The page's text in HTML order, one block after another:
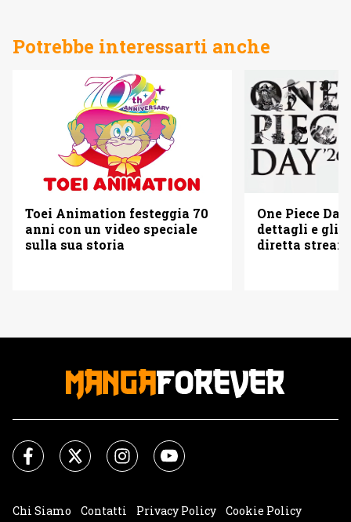
Potrebbe interessarti anche
Toei Animation festeggia 70
anni con un video speciale
sulla sua storia
One Piece
dettagli e gli
diretta
Chi Siamo Contatti Privacy Policy Cookie Policy